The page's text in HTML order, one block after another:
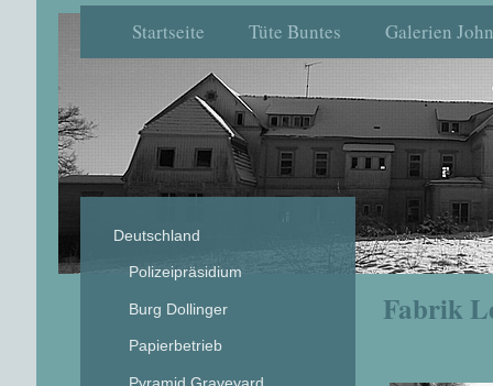
Startseite Tüte Buntes Galerien John
Fabrik
Deutschland
Polizeipräsidium
Burg Dollinger
Papierbetrieb